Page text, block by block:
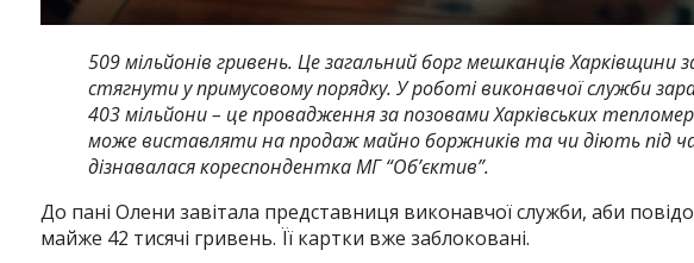
509 мільйонів гривень. Це загальний борг мешканців Харківщини
стягнути у примусовому порядку. У роботі виконавчої служби
403 мільйони – це провадження за позовами Харківських
може виставляти на продаж майно боржників та чи діють під
дізнавалася кореспондентка МГ “Об’єктив”.
До пані Олени завітала представниця виконавчої служби, аби
майже 42 тисячі гривень. Її картки вже заблоковані.